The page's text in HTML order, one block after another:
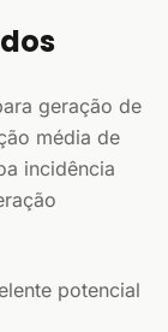
geração de
média de
incidência
potencial